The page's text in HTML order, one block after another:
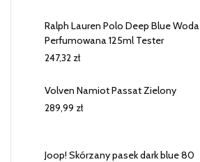
Ralph Lauren Polo Deep Blue Woda
Perfumowana 125ml Tester
247,32 zł
Volven Namiot Passat Zielony
289,99 zł
Joop! Skórzany pasek dark blue 80